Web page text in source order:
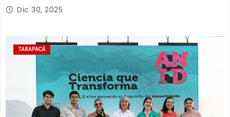
Dic 30, 2025
TARAPACÁ